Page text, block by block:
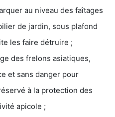
au niveau des faîtages
de jardin, sous plafond
les faire détruire ;
des frelons asiatiques,
et sans danger pour
à la protection des
apicole ;